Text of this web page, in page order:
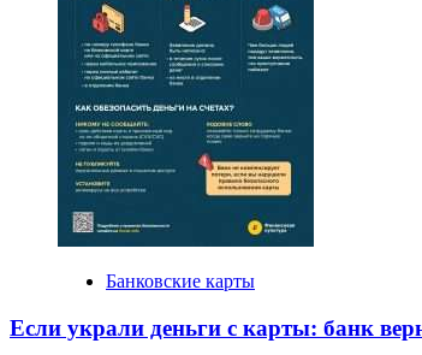
Банковские карты
Если украли деньги с карты: банк